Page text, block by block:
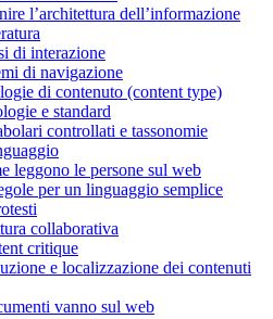
l’architettura dell’informazione
di interazione
di navigazione
di contenuto (content type)
e standard
controllati e tassonomie
leggono le persone sul web
per un linguaggio semplice
collaborativa
critique
e localizzazione dei contenuti
vanno sul web